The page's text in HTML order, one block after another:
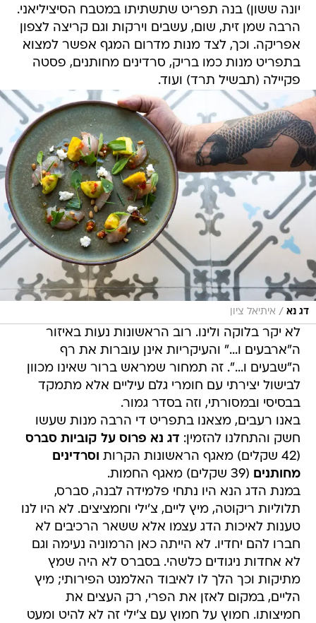
יונה ששון) בנה תפריט שתשתיתו במטבח הסיציליאני.
הרבה שמן זית, שום, עשבים וירקות וגם קריצה לצפון
אפריקה. וכך, לצד מנות מדרום המגף אפשר למצוא
בתפריט מנות כמו בריק, סרדינים מחותנים, פסטה
פקיילה (תבשיל תרד) ועוד.
דג נא / איתיאל ציון
לא יקר בלוקה ולינו. רוב הראשונות נעות באיזור
ה"ארבעים ו..." והעיקריות אינן עוברות את רף
ה"שבעים ו...". זה תמחור שמראש ברור שאינו מכוון
לבישול יצירתי עם חומרי גלם עיליים אלא מתמקד
בבסיסי ובמסורתי, וזה בסדר גמור.
באנו רעבים, מצאנו בתפריט די הרבה מנות שעשו
חשק והתחלנו להזמין: דג נא פרוס על קוביות סברס
(42 שקלים) מאגף הראשונות הקרות
וסרדינים
מחותנים (39 שקלים) מאגף החמות.
במנת הדג הנא היו נתחי פלמידה לבנה, סברס,
תלוליות ריקוטה, מיץ ליים, צ'ילי וחמציצים. לא היו לנו
טענות לאיכות הדג עצמו אלא ששאר הרכיבים לא
חברו להם יחדיו. לא הייתה כאן הרמוניה נעימה וגם
לא אחדות ניגודים כלשהי. בסברס לא היה שמץ
מתיקות וכך הלך לו לאיבוד האלמנט הפירותי; מיץ
הליים, במקום לאזן את הפרי, רק העצים את
חמיצותו. חמוץ על חמוץ עם צ'ילי זה לא להיט ומעט